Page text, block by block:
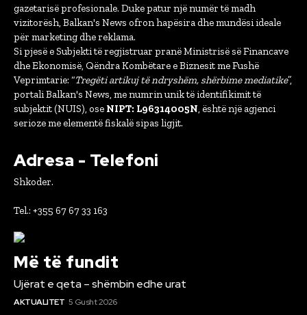
gazetarisë profesionale. Duke patur një numër të madh
vizitorësh, Balkan's News ofron hapësira dhe mundësi ideale
për marketing dhe reklama.
Si pjesë e Subjekti të regjistruar pranë Ministrisë së Financave
dhe Ekonomisë, Qëndra Kombëtare e Biznesit me Fushë
Veprimtarie: “Tregëti artikuj të ndryshëm, shërbime mediatike”,
portali Balkan's News, me numrin unik të identifikimit të
subjektit (NUIS), ose NIPT: L96314005N , është një agjenci
serioze me elementë fiskalë sipas ligjit.
Adresa - Telefoni
Shkoder.
Tel.: +355 67 67 33 163
Më të fundit
Ujërat e qeta – shëmbin edhe urat
AKTUALITET 5 Gusht 2026